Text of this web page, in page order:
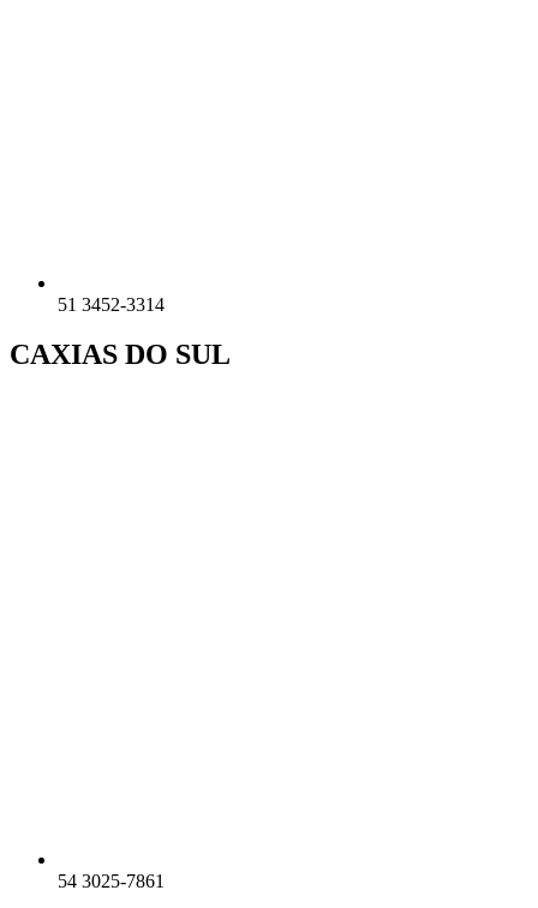
51 3452-3314
CAXIAS DO SUL
54 3025-7861